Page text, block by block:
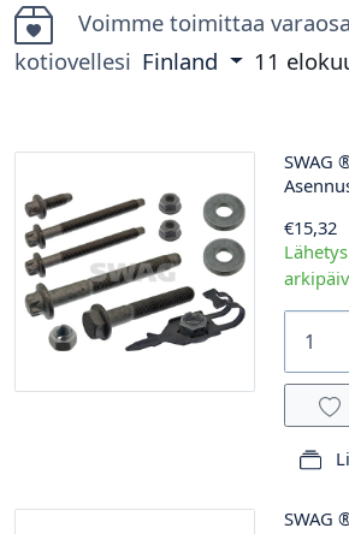
Voimme toimittaa
kotiovellesi Finland 11
SWAG
€15,32
SWAG